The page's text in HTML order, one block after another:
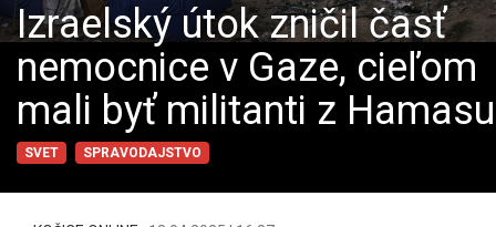
Izraelský útok zničil časť
nemocnice v Gaze, cieľom
mali byť militanti z Hamasu
SVET SPRAVODAJSTVO